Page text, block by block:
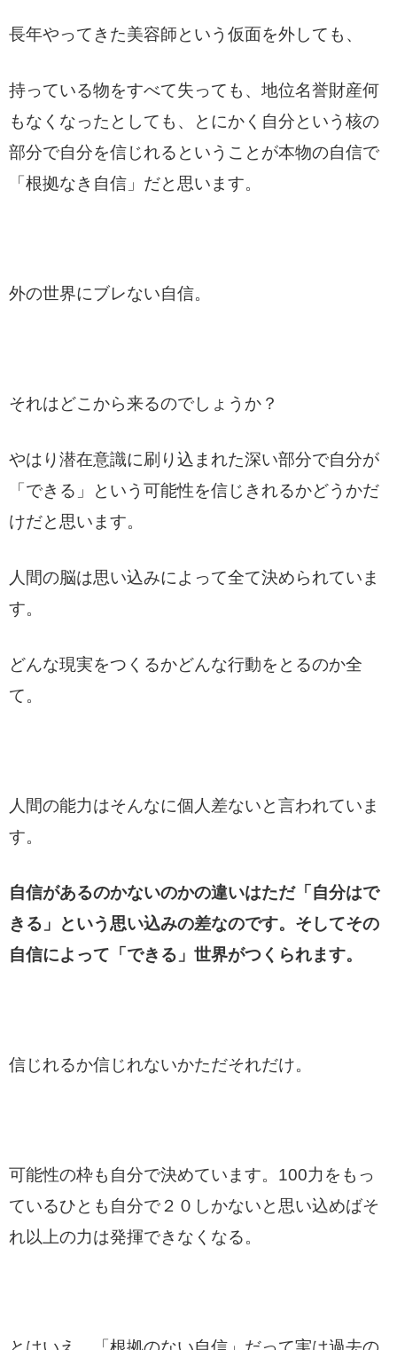
長年やってきた美容師という仮面を外しても、
持っている物をすべて失っても、地位名誉財産何
もなくなったとしても、
とにかく自分という核の
部分で自分を信じれるということが本物の自信で
「根拠なき自信」だと思います。
外の世界にブレない自信。
それはどこから来るのでしょうか？
やはり潜在意識に刷り込まれた深い部分で自分が
「できる」という可能性を信じきれるかどうかだ
けだと思います。
人間の脳は思い込みによって全て決められていま
す。
どんな現実をつくるかどんな行動をとるのか全
て。
人間の能力はそんなに個人差ないと言われていま
す。
自信があるのかないのかの違いはただ「自分はで
きる」という思い込みの差なのです。そしてその
自信によって「できる」世界がつくられます。
信じれるか信じれないかただそれだけ。
可能性の枠も自分で決めています。100力をもっ
ているひとも自分で２０しかないと思い込めばそ
れ以上の力は発揮できなくなる。